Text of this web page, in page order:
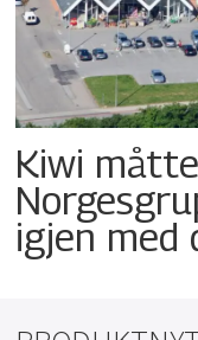
Kiwi
igjen med